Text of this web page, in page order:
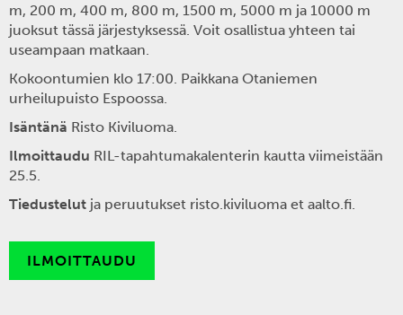
m, 200 m, 400 m, 800 m, 1500 m, 5000 m ja 10000 m
juoksut tässä järjestyksessä. Voit osallistua yhteen tai
useampaan matkaan.
Kokoontumien klo 17:00. Paikkana Otaniemen
urheilupuisto Espoossa.
Isäntänä Risto Kiviluoma.
Ilmoittaudu RIL-tapahtumakalenterin kautta viimeistään
25.5.
Tiedustelut ja peruutukset risto.kiviluoma et aalto.fi.
ILMOITTAUDU